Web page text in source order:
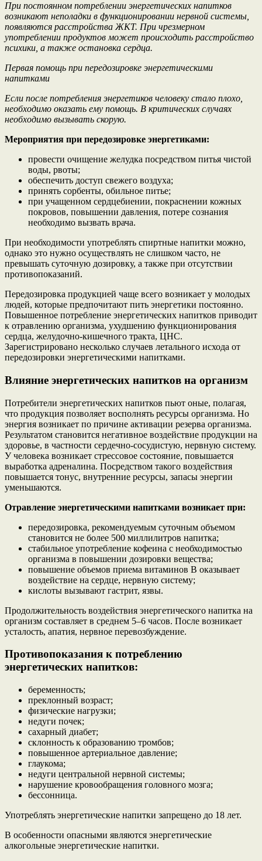
При постоянном потреблении энергетических напитков
возникают неполадки в функционировании нервной системы,
появляются расстройства ЖКТ. При чрезмерном
употреблении продуктов может происходить расстройство
психики, а также остановка сердца.
Первая помощь при передозировке энергетическими
напитками
Если после потребления энергетиков человеку стало плохо,
необходимо оказать ему помощь. В критических случаях
необходимо вызывать скорую.
Мероприятия при передозировке энергетиками:
провести очищение желудка посредством питья чистой
воды, рвоты;
обеспечить доступ свежего воздуха;
принять сорбенты, обильное питье;
при учащенном сердцебиении, покраснении кожных
покровов, повышении давления, потере сознания
необходимо вызвать врача.
При необходимости употреблять спиртные напитки можно,
однако это нужно осуществлять не слишком часто, не
превышать суточную дозировку, а также при отсутствии
противопоказаний.
Передозировка продукцией чаще всего возникает у молодых
людей, которые предпочитают пить энергетики постоянно.
Повышенное потребление энергетических напитков приводит
к отравлению организма, ухудшению функционирования
сердца, желудочно-кишечного тракта, ЦНС.
Зарегистрировано несколько случаев летального исхода от
передозировки энергетическими напитками.
Влияние энергетических напитков на организм
Потребители энергетических напитков пьют оные, полагая,
что продукция позволяет восполнять ресурсы организма. Но
энергия возникает по причине активации резерва организма.
Результатом становится негативное воздействие продукции на
здоровье, в частности сердечно-сосудистую, нервную систему.
У человека возникает стрессовое состояние, повышается
выработка адреналина. Посредством такого воздействия
повышается тонус, внутренние ресурсы, запасы энергии
уменьшаются.
Отравление энергетическими напитками возникает при:
передозировка, рекомендуемым суточным объемом
становится не более 500 миллилитров напитка;
стабильное употребление кофеина с необходимостью
организма в повышении дозировки вещества;
повышение объемов приема витаминов B оказывает
воздействие на сердце, нервную систему;
кислоты вызывают гастрит, язвы.
Продолжительность воздействия энергетического напитка на
организм составляет в среднем 5–6 часов. После возникает
усталость, апатия, нервное перевозбуждение.
Противопоказания к потреблению
энергетических напитков:
беременность;
преклонный возраст;
физические нагрузки;
недуги почек;
сахарный диабет;
склонность к образованию тромбов;
повышенное артериальное давление;
глаукома;
недуги центральной нервной системы;
нарушение кровообращения головного мозга;
бессонница.
Употреблять энергетические напитки запрещено до 18 лет.
В особенности опасными являются энергетические
алкогольные энергетические напитки.